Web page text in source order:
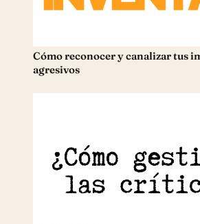
Cómo reconocer y canalizar tus
agresivos